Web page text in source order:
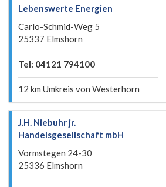
Lebenswerte Energien
Carlo-Schmid-Weg 5
25337 Elmshorn
Tel: 04121 794100
12 km Umkreis von Westerhorn
J.H. Niebuhr jr.
Handelsgesellschaft mbH
Vormstegen 24-30
25336 Elmshorn